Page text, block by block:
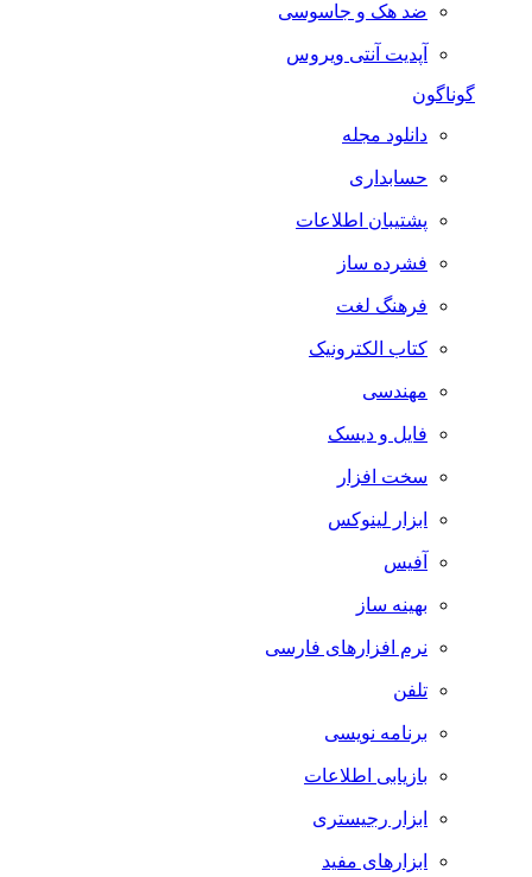
ضد هک و جاسوسی
آپدیت آنتی ویروس
گوناگون
دانلود مجله
حسابداری
پشتیبان اطلاعات
فشرده ساز
فرهنگ لغت
کتاب الکترونیک
مهندسی
فایل و دیسک
سخت افزار
ابزار لینوکس
آفیس
بهینه ساز
نرم افزارهای فارسی
تلفن
برنامه نویسی
بازیابی اطلاعات
ابزار رجیستری
ابزارهای مفید